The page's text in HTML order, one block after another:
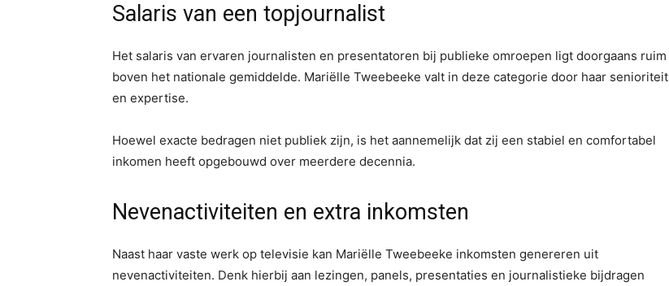
Salaris van een topjournalist
Het salaris van ervaren journalisten en presentatoren bij publieke omroepen ligt doorgaans ruim
boven het nationale gemiddelde. Mariëlle Tweebeeke valt in deze categorie door haar senioriteit
en expertise.
Hoewel exacte bedragen niet publiek zijn, is het aannemelijk dat zij een stabiel en comfortabel
inkomen heeft opgebouwd over meerdere decennia.
Nevenactiviteiten en extra inkomsten
Naast haar vaste werk op televisie kan Mariëlle Tweebeeke inkomsten genereren uit
nevenactiviteiten. Denk hierbij aan lezingen, panels, presentaties en journalistieke bijdragen